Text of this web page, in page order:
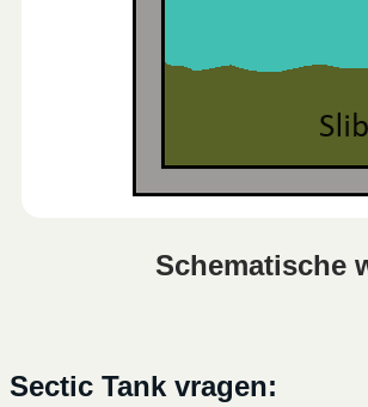
Schematische
Sectic Tank vragen: